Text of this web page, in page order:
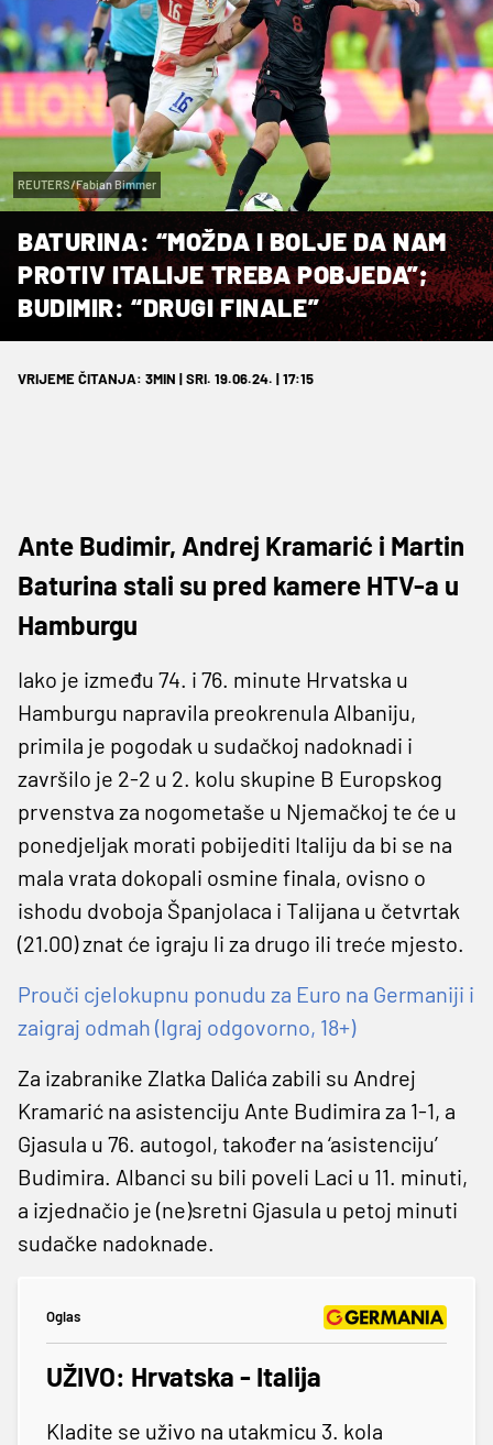
REUTERS/Fabian Bimmer
BATURINA: “MOŽDA I BOLJE DA NAM
PROTIV ITALIJE TREBA POBJEDA”;
BUDIMIR: “DRUGI FINALE”
VRIJEME ČITANJA: 3MIN | SRI. 19.06.24. | 17:15
Ante Budimir, Andrej Kramarić i Martin
Baturina stali su pred kamere HTV-a u
Hamburgu
Iako je između 74. i 76. minute Hrvatska u
Hamburgu napravila preokrenula Albaniju,
primila je pogodak u sudačkoj nadoknadi i
završilo je 2-2 u 2. kolu skupine B Europskog
prvenstva za nogometaše u Njemačkoj te će u
ponedjeljak morati pobijediti Italiju da bi se na
mala vrata dokopali osmine finala, ovisno o
ishodu dvoboja Španjolaca i Talijana u četvrtak
(21.00) znat će igraju li za drugo ili treće mjesto.
Prouči cjelokupnu ponudu za Euro na Germaniji i
zaigraj odmah (Igraj odgovorno, 18+)
Za izabranike Zlatka Dalića zabili su Andrej
Kramarić na asistenciju Ante Budimira za 1-1, a
Gjasula u 76. autogol, također na ‘asistenciju’
Budimira. Albanci su bili poveli Laci u 11. minuti,
a izjednačio je (ne)sretni Gjasula u petoj minuti
sudačke nadoknade.
Oglas
UŽIVO: Hrvatska - Italija
Kladite se uživo na utakmicu 3. kola